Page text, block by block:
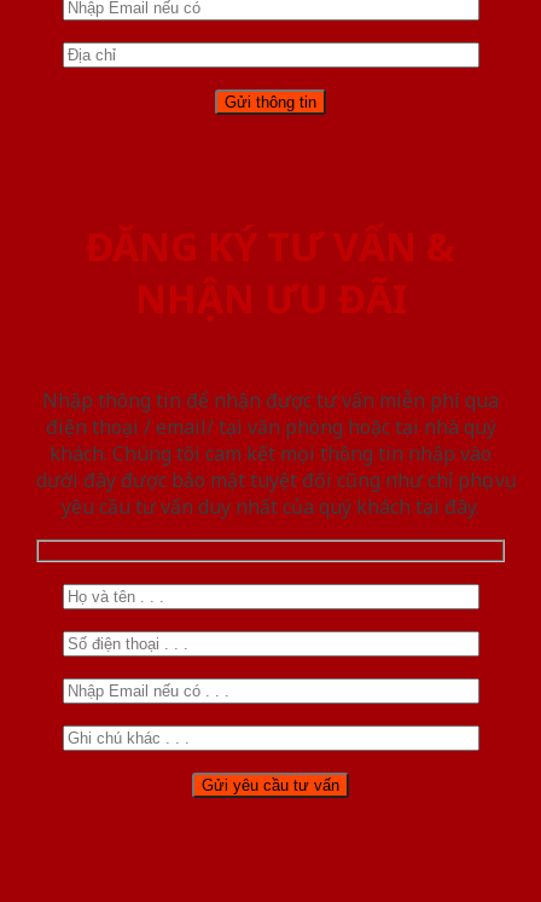
ĐĂNG KÝ TƯ VẤN &
NHẬN ƯU ĐÃI
Nhập thông tin để nhận được tư vấn miễn phí qua
điện thoại / email/ tại văn phòng hoặc tại nhà quý
khách. Chúng tôi cam kết mọi thông tin nhập vào
dưới đây được bảo mật tuyệt đối cũng như chỉ phục vụ
yêu cầu tư vấn duy nhất của quý khách tại đây.